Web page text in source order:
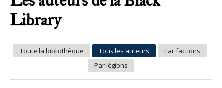
Library
Toute la bibliothèque Tous les auteurs
Par factions
Par légions